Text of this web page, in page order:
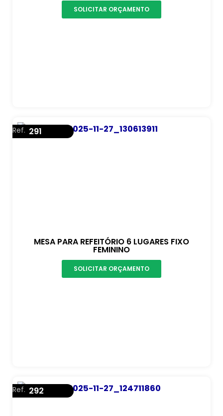
SOLICITAR ORÇAMENTO
MESA PARA REFEITÓRIO 6 LUGARES FIXO
FEMININO
Ref. 291
SOLICITAR ORÇAMENTO
Ref. 292